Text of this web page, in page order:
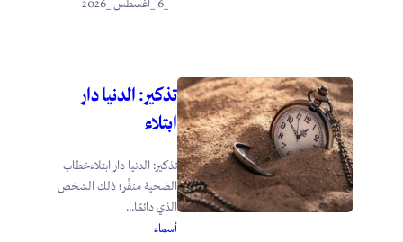
تذكير: الدنيا دار
ابتلاء
تذكير: الدنيا دار ابتلاءخطاب
الضحية منفِّر؛ ذلك الشخص
الذي دائمًا...
أسماء